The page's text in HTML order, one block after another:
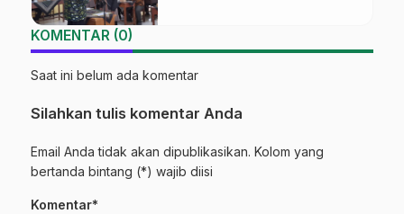
KOMENTAR (0)
Saat ini belum ada komentar
Silahkan tulis komentar Anda
Email Anda tidak akan dipublikasikan. Kolom yang
bertanda bintang (*) wajib diisi
Komentar*